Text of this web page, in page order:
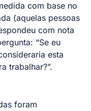
com base no
(aquelas pessoas
com nota
“Se eu
esta
trabalhar?”.
foram